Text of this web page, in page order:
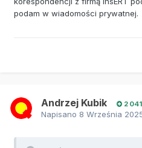
podam w wiadomości prywatnej.
Andrzej Kubik 2 041
Napisano 8 Września